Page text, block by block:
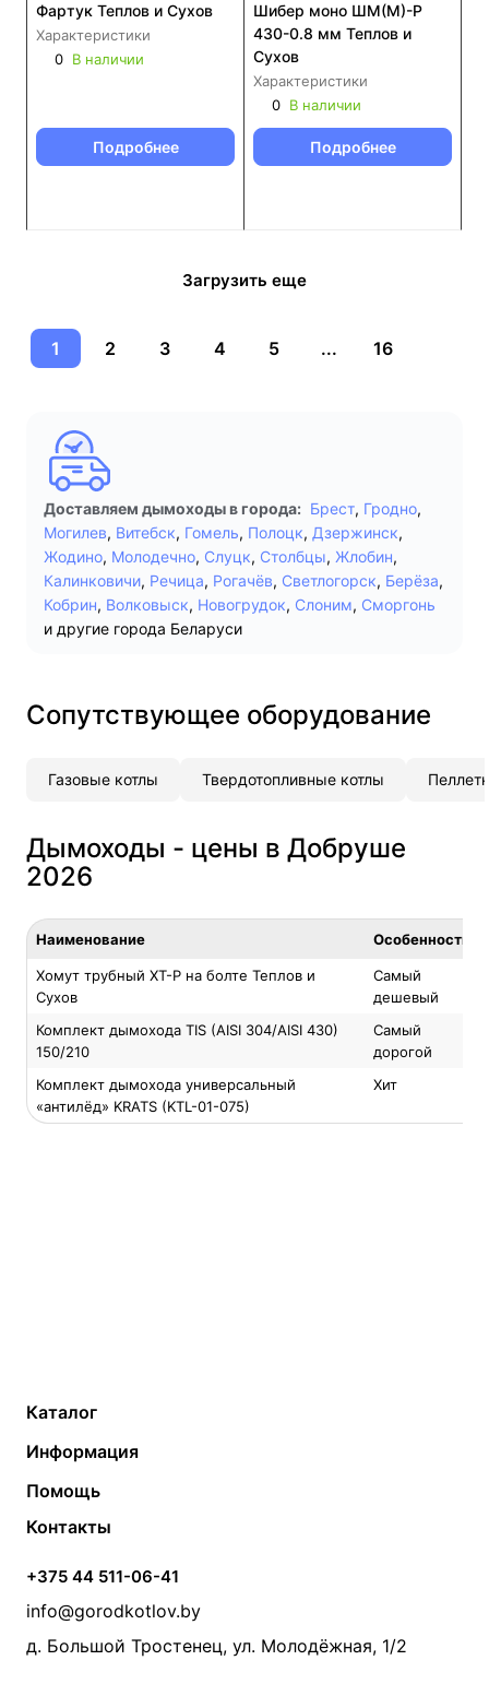
Фартук Теплов и Сухов
Характеристики
0 В наличии
Подробнее
Шибер моно ШМ(М)-Р
430-0.8 мм Теплов и
Сухов
Характеристики
0 В наличии
Подробнее
Загрузить еще
1 2 3 4 5 ... 16
Доставляем дымоходы в города: Брест, Гродно,
Могилев, Витебск, Гомель, Полоцк, Дзержинск,
Жодино, Молодечно, Слуцк, Столбцы, Жлобин,
Калинковичи, Речица, Рогачёв, Светлогорск, Берёза,
Кобрин, Волковыск, Новогрудок, Слоним, Сморгонь
и другие города Беларуси
Сопутствующее оборудование
Газовые котлы Твердотопливные котлы
Дымоходы - цены в Добруше
2026
Наименование Особенность
Хомут трубный ХТ-Р на болте Теплов и
Сухов
Самый
дешевый
Комплект дымохода TIS (AISI 304/AISI 430)
150/210
Самый
дорогой
Комплект дымохода универсальный
«антилёд» KRATS (KTL-01-075)
Хит
Каталог
Твердотопливные котлы
Электрические котлы
Банные печи
Камины и печи
Теплый пол
Радиаторы
Насосы
Дымоходы
Информация
Контакты
Статьи
Акции
Производители
Помощь
Монтаж систем отопления
Прайс по монтажу систем отопления
Проект систем отопления
Контакты
+375 44 511-06-41
info@gorodkotlov.by
д. Большой Тростенец, ул. Молодёжная, 1/2